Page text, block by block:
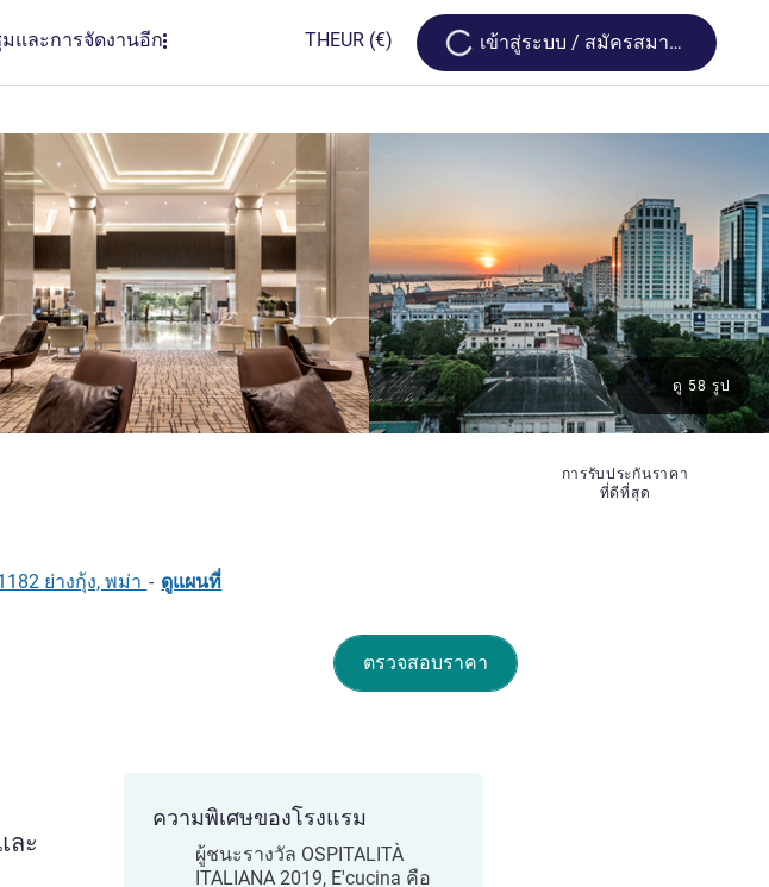
และการจัดงานอีก THEUR (€) Loading...
เข้าสู่ระบบ / สมัครสมาชิก
การรับประกันราคา
ที่ดีที่สุด
ดู 58 รูป
ย่างกุ้ง, พม่า - ดูแผนที่
ตรวจสอบราคา
ละ
ความพิเศษของโรงแรม
ผู้ชนะรางวัล OSPITALITÀ
ITALIANA 2019, E'cucina คือ